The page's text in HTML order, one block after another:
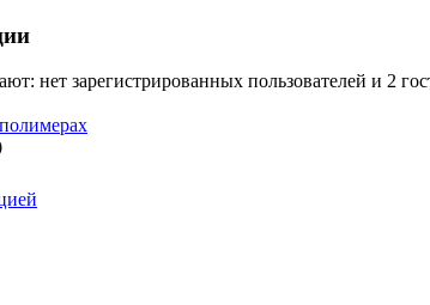
нет зарегистрированных пользователей и 2